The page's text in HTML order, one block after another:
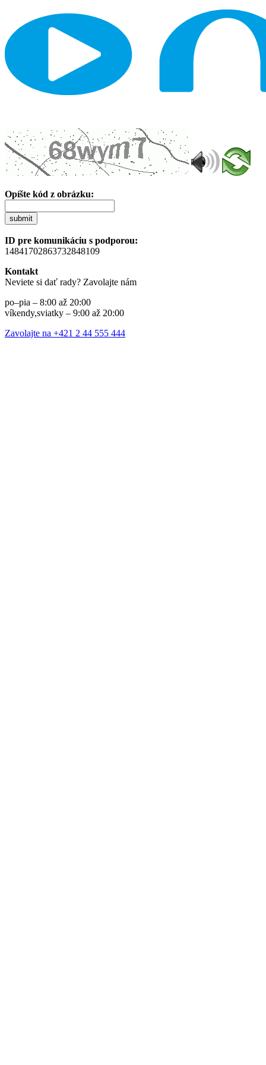
Opíšte kód z obrázku:
submit
ID pre komunikáciu s podporou:
14841702863732848109
Kontakt
Neviete si dať rady? Zavolajte nám
po–pia – 8:00 až 20:00
víkendy,sviatky – 9:00 až 20:00
Zavolajte na +421 2 44 555 444